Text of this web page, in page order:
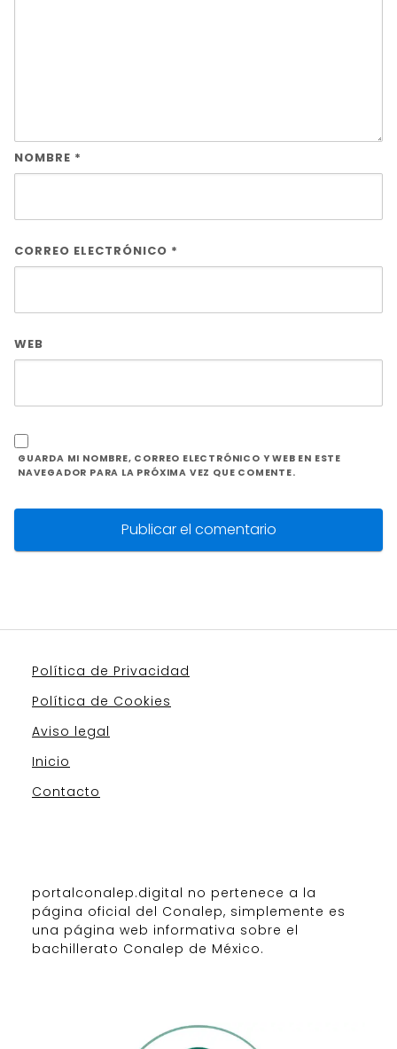
NOMBRE *
CORREO ELECTRÓNICO *
WEB
GUARDA MI NOMBRE, CORREO ELECTRÓNICO Y WEB EN ESTE
NAVEGADOR PARA LA PRÓXIMA VEZ QUE COMENTE.
Política de Privacidad
Política de Cookies
Aviso legal
Inicio
Contacto
portalconalep.digital no pertenece a la
página oficial del Conalep, simplemente es
una página web informativa sobre el
bachillerato Conalep de México.